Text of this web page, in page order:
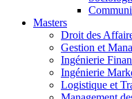
Masters
Droit des
Gestion et
Ingénierie
Ingénierie
Logistique et